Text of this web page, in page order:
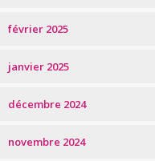
février 2025
janvier 2025
décembre 2024
novembre 2024